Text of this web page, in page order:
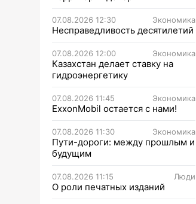
07.08.2026 12:30 Экономика
Несправедливость десятилетий
07.08.2026 12:00 Экономика
Казахстан делает ставку на
гидроэнергетику
07.08.2026 11:45 Экономика
ExxonMobil остается с нами!
07.08.2026 11:30 Экономика
Пути-дороги: между прошлым и
будущим
07.08.2026 11:15 Люди
О роли печатных изданий